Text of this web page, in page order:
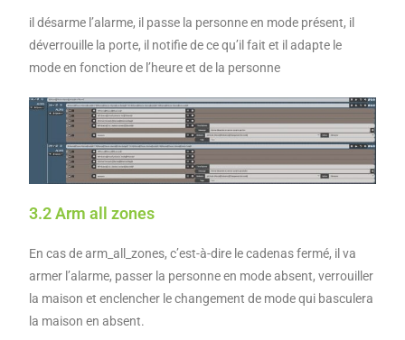
il désarme l’alarme, il passe la personne en mode présent, il
déverrouille la porte, il notifie de ce qu’il fait et il adapte le
mode en fonction de l’heure et de la personne
3.2 Arm all zones
En cas de arm_all_zones, c’est-à-dire le cadenas fermé, il va
armer l’alarme, passer la personne en mode absent, verrouiller
la maison et enclencher le changement de mode qui basculera
la maison en absent.